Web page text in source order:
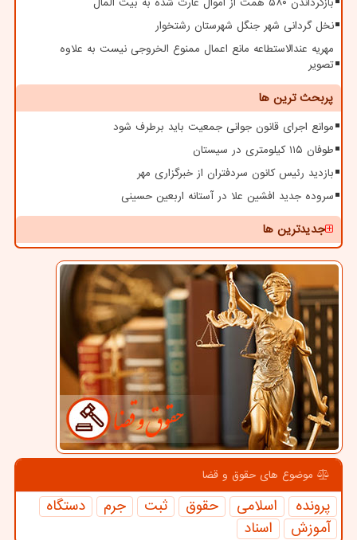
نخل گردانی شهر جنگل شهرستان رشتخوار
مهریه عندالاستطاعه مانع اعمال ممنوع الخروجی نیست به علاوه
تصویر
پربحث ترین ها
موانع اجرای قانون جوانی جمعیت باید برطرف شود
طوفان ۱۱۵ کیلومتری در سیستان
بازدید رئیس کانون سردفتران از خبرگزاری مهر
سروده جدید افشین علا در آستانه اربعین حسینی
جدیدترین ها
موضوع های حقوق و قضا
پرونده اسلامی حقوق ثبت جرم
دستگاه
آموزش
اسناد